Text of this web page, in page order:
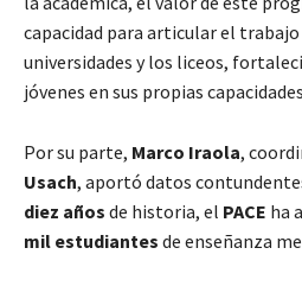
capacidad para articular el
universidades y los liceos,
jóvenes en sus propias
Por su parte, Marco Iraola,
Usach, aportó datos
diez años de historia, el PACE ha
mil estudiantes de enseñanza